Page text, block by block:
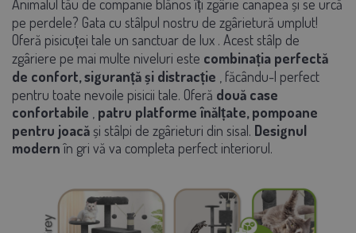
Animalul tău de companie blănos îți zgârie canapea și se urcă
pe perdele? Gata cu stâlpul nostru de zgârietură umplut!
Oferă pisicuței tale un sanctuar de lux . Acest stâlp de
zgâriere pe mai multe niveluri este combinația perfectă
de confort, siguranță și distracție , făcându-l perfect
pentru toate nevoile pisicii tale. Oferă două case
confortabile patru platforme înălțate, pompoane
pentru joacă și stâlpi de zgârieturi din sisal. Designul
modern în gri vă va completa perfect interiorul.